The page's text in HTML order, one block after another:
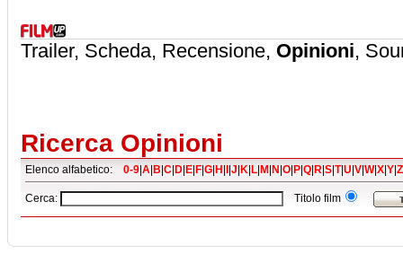
Trailer, Scheda, Recensione, Opinioni,
Ricerca Opinioni
Elenco alfabetico: 0-9|A|B|C|D|E|F|G|H|I|J|K|L|M|N|O|P|Q|R|S|T|U|V|W|X|Y|Z
Cerca: Titolo film